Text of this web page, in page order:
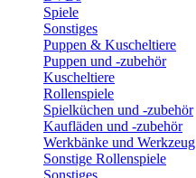
Spiele
Sonstiges
Puppen & Kuscheltiere
Puppen und -zubehör
Kuscheltiere
Rollenspiele
Spielküchen und -zubehör
Kaufläden und -zubehör
Werkbänke und Werkzeug
Sonstige Rollenspiele
Sonstiges